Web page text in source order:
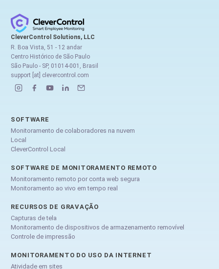
CleverControl Solutions, LLC
R. Boa Vista, 51 - 12 andar
Centro Histórico de São Paulo
São Paulo - SP, 01014-001, Brasil
support [at] clevercontrol.com
SOFTWARE
Monitoramento de colaboradores na nuvem
Local
CleverControl Local
SOFTWARE DE MONITORAMENTO REMOTO
Monitoramento remoto por conta web segura
Monitoramento ao vivo em tempo real
RECURSOS DE GRAVAÇÃO
Capturas de tela
Monitoramento de dispositivos de armazenamento removível
Controle de impressão
MONITORAMENTO DO USO DA INTERNET
Atividade em sites